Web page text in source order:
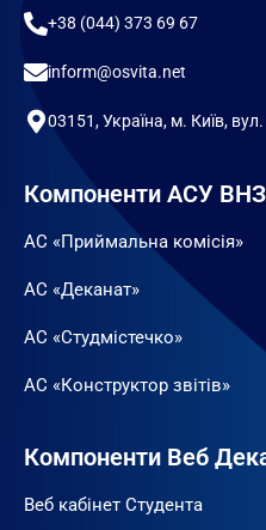
+38 (044) 373 69 67
inform@osvita.net
03151, Україна, м. Київ,
Компоненти АСУ ВНЗ
АС «Приймальна комісія»
АС «Деканат»
АС «Студмістечко»
АС «Конструктор звітів»
Компоненти Веб
Веб кабінет Студента